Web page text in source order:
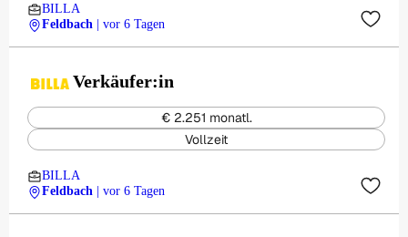
BILLA
Feldbach
| vor 6 Tagen
Verkäufer:in
€ 2.251 monatl.
Vollzeit
BILLA
Feldbach
| vor 6 Tagen